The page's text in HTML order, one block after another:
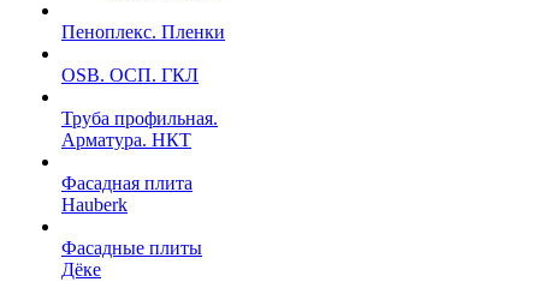
Пеноплекс. Пленки
OSB. ОСП. ГКЛ
Труба профильная.
Арматура. НКТ
Фасадная плита
Hauberk
Фасадные плиты
Дёке